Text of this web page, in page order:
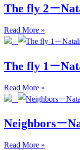
The fly 2－
Read More »
The fly 1－
Read More »
Neighbors－
Read More »